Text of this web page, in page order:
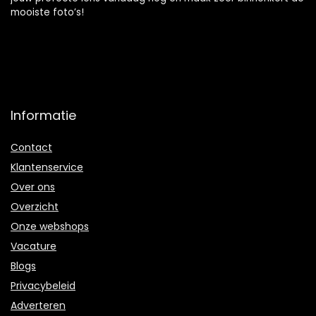
mooiste foto’s!
Informatie
Contact
Klantenservice
Over ons
Overzicht
Onze webshops
Vacature
Blogs
Privacybeleid
Adverteren